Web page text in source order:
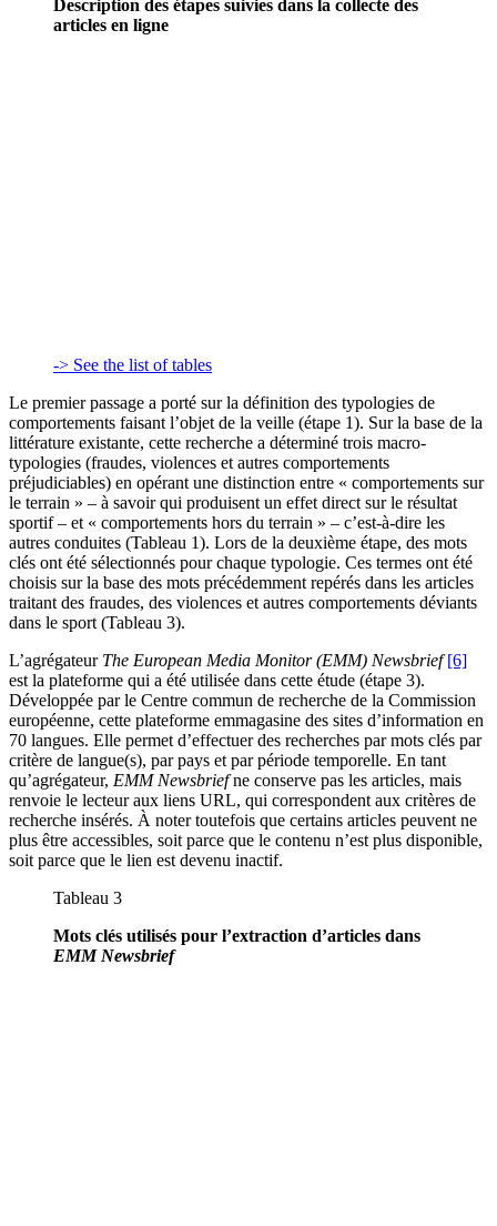
Description des étapes suivies dans la collecte des
articles en ligne
-> See the list of tables
Le premier passage a porté sur la définition des typologies de
comportements faisant l’objet de la veille (étape 1). Sur la base de la
littérature existante, cette recherche a déterminé trois macro-
typologies (fraudes, violences et autres comportements
préjudiciables) en opérant une distinction entre « comportements sur
le terrain » – à savoir qui produisent un effet direct sur le résultat
sportif – et « comportements hors du terrain » – c’est-à-dire les
autres conduites (Tableau 1). Lors de la deuxième étape, des mots
clés ont été sélectionnés pour chaque typologie. Ces termes ont été
choisis sur la base des mots précédemment repérés dans les articles
traitant des fraudes, des violences et autres comportements déviants
dans le sport (Tableau 3).
L’agrégateur The European Media Monitor (EMM) Newsbrief[6]
est la plateforme qui a été utilisée dans cette étude (étape 3).
Développée par le Centre commun de recherche de la Commission
européenne, cette plateforme emmagasine des sites d’information en
70 langues. Elle permet d’effectuer des recherches par mots clés par
critère de langue(s), par pays et par période temporelle. En tant
qu’agrégateur, EMM Newsbriefne conserve pas les articles, mais
renvoie le lecteur aux liens URL, qui correspondent aux critères de
recherche insérés. À noter toutefois que certains articles peuvent ne
plus être accessibles, soit parce que le contenu n’est plus disponible,
soit parce que le lien est devenu inactif.
Tableau 3
Mots clés utilisés pour l’extraction d’articles dans
EMM Newsbrief